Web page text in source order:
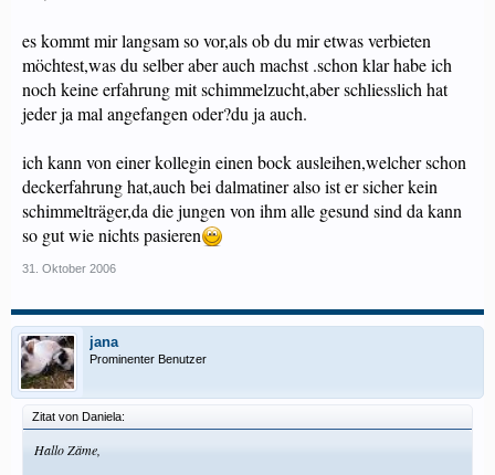
es kommt mir langsam so vor,als ob du mir etwas verbieten
möchtest,was du selber aber auch machst .schon klar habe ich
noch keine erfahrung mit schimmelzucht,aber schliesslich hat
jeder ja mal angefangen oder?du ja auch.
ich kann von einer kollegin einen bock ausleihen,welcher schon
deckerfahrung hat,auch bei dalmatiner also ist er sicher kein
schimmelträger,da die jungen von ihm alle gesund sind da kann
so gut wie nichts pasieren
31. Oktober 2006
jana
Prominenter Benutzer
Zitat von Daniela:
Hallo Zäme,